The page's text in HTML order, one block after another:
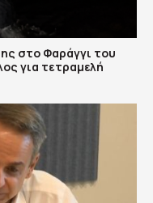
στο Φαράγγι του
για τετραμελή